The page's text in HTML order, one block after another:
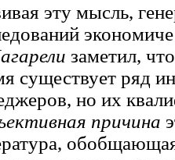
эту мысль,
заметил,
существует ряд
но их
причина